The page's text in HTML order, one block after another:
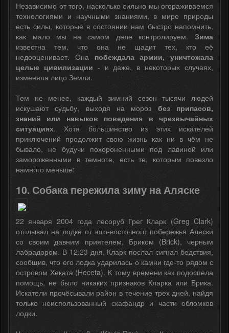
Независимо от того, насколько сильно мы огораживаемся
технологиями и научными знаниями, в мире природы
есть силы, которые в состоянии нам быстро напомнить,
как мало мы на самом деле контролируем. Зима
известна тем, что она не щадит тех, кто её
недооценивает. Она побеждала армии, уничтожала
целые цивилизации - и даже, в некоторых случаях,
изменяла лицо Земли.
Тем не менее, каждый зимний сезон тысячи людей
искушают судьбу, выходя на мороз без припасов,
знаний или навыков поведения в чрезвычайных
ситуациях. Хотя большинство из этих искателей
приключений продолжит свою жизнь как ни в чём не
бывало, не будучи похороненными под лавиной или
замороженными в темноте, есть те, которым повезло
намного меньше:
10. Собака пережила зиму на Аляске
22 января 2004 года лесоруб Грег Кларк (Greg Clark)
отплывал на лодке от юго-восточного побережья Аляски
со своим давним приятелем, Бриком (Brick), черным
лабрадором. В 12:23 дня, Кларк послал сигнал бедствия,
сообщив, что его лодка ударилась о камни где-то рядом с
островом Хеката (Heceta). К тому времени как подоспела
помощь, не было никаких признаков Кларка или Брика.
Искатели прочёсывали район в течение трех дней, найдя
только неиспользованный скафандр и части обломков
лодки.